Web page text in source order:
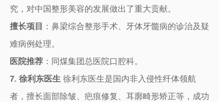
究，对中国整形美容的发展做出了重大贡献。
擅长项目 ：鼻梁综合整形手术、牙体牙髓病的诊治及疑
难病例处理。
医院推荐：同煤集团总医院口腔科。
7. 徐利东医生徐利东医生是国内非入侵性纤体领航
者，擅长面部除皱、疤痕修复、耳廓畸形矫正等，成功